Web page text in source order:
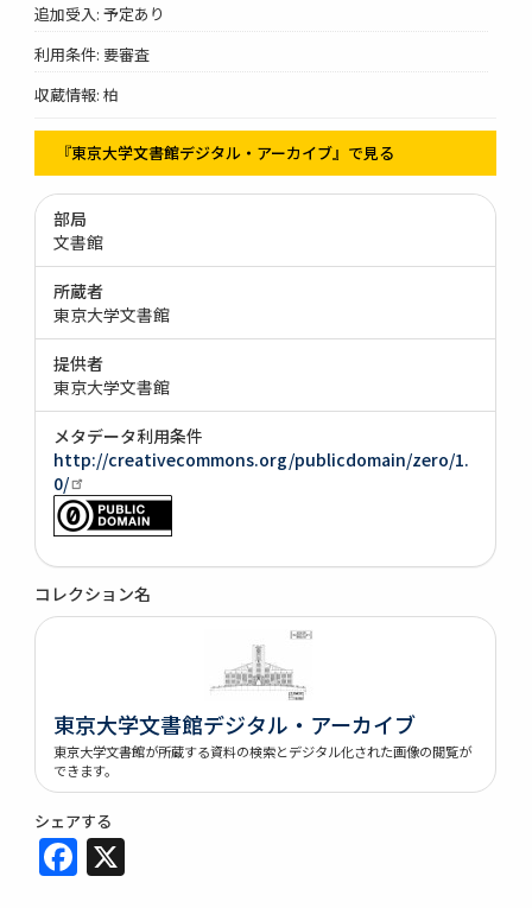
追加受入: 予定あり
利用条件: 要審査
収蔵情報: 柏
『東京大学文書館デジタル・アーカイブ』で見る
部局
文書館
所蔵者
東京大学文書館
提供者
東京大学文書館
メタデータ利用条件
http://creativecommons.org/publicdomain/zero/1.
0/
コレクション名
東京大学文書館デジタル・アーカイブ
東京大学文書館が所蔵する資料の検索とデジタル化された画像の閲覧が
できます。
シェアする
Facebook